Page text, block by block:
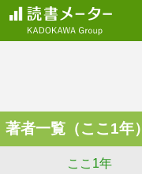
著者一覧（ここ1年）
ここ1年